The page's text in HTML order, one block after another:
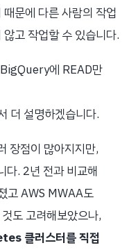
문에 다른 사람의 작업
고 작업할 수 있습니다.
에 READ만
더 설명하겠습니다.
장점이 많아지지만,
다. 2년 전과 비교해
고 AWS MWAA도
도 고려해보았으나,
클러스터를 직접